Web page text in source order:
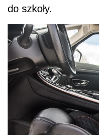
do szkoły.